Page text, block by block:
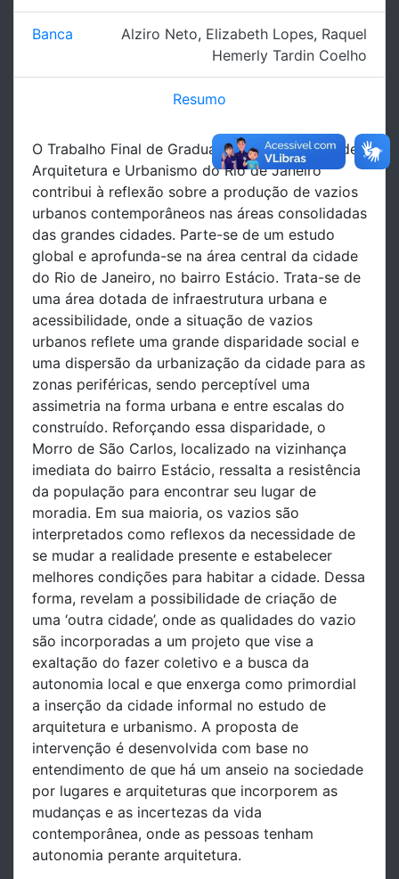
Banca Alziro Neto, Elizabeth Lopes, Raquel
Hemerly Tardin Coelho
Resumo
O Trabalho Final de Graduação da Faculdade de
Arquitetura e Urbanismo do Rio de Janeiro
contribui à reflexão sobre a produção de vazios
urbanos contemporâneos nas áreas consolidadas
das grandes cidades. Parte-se de um estudo
global e aprofunda-se na área central da cidade
do Rio de Janeiro, no bairro Estácio. Trata-se de
uma área dotada de infraestrutura urbana e
acessibilidade, onde a situação de vazios
urbanos reflete uma grande disparidade social e
uma dispersão da urbanização da cidade para as
zonas periféricas, sendo perceptível uma
assimetria na forma urbana e entre escalas do
construído. Reforçando essa disparidade, o
Morro de São Carlos, localizado na vizinhança
imediata do bairro Estácio, ressalta a resistência
da população para encontrar seu lugar de
moradia. Em sua maioria, os vazios são
interpretados como reflexos da necessidade de
se mudar a realidade presente e estabelecer
melhores condições para habitar a cidade. Dessa
forma, revelam a possibilidade de criação de
uma ‘outra cidade’, onde as qualidades do vazio
são incorporadas a um projeto que vise a
exaltação do fazer coletivo e a busca da
autonomia local e que enxerga como primordial
a inserção da cidade informal no estudo de
arquitetura e urbanismo. A proposta de
intervenção é desenvolvida com base no
entendimento de que há um anseio na sociedade
por lugares e arquiteturas que incorporem as
mudanças e as incertezas da vida
contemporânea, onde as pessoas tenham
autonomia perante arquitetura.